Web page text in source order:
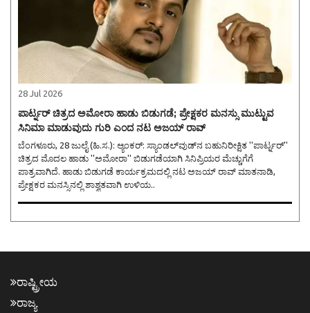
28 Jul 2026
ಪಾರ್ಟ್ನರ್ ಚಿತ್ರದ ಅಮೋರಾ ಹಾಡು ಬಿಡುಗಡೆ; ಪ್ರೇಕ್ಷಕರ ಮನಸ್ಸು ಮುಟ್ಟುವ
ಸಿನಿಮಾ ಮಾಡುವುದು ಗುರಿ ಎಂದ ನಟ ಅಜಯ್ ರಾವ್
ಬೆಂಗಳೂರು, 28 ಜುಲೈ (ಹಿ.ಸ.): ಆ್ಯಂಕರ್: ಸ್ಯಾಂಡಲ್‌ವುಡ್‌ನ ಬಹುನಿರೀಕ್ಷಿತ ''ಪಾರ್ಟ್ನರ್''
ಚಿತ್ರದ ಮೊದಲ ಹಾಡು ''ಅಮೋರಾ'' ಬಿಡುಗಡೆಯಾಗಿ ಸಿನಿಪ್ರಿಯರ ಮೆಚ್ಚುಗೆಗೆ
ಪಾತ್ರವಾಗಿದೆ. ಹಾಡು ಬಿಡುಗಡೆ ಕಾರ್ಯಕ್ರಮದಲ್ಲಿ ನಟ ಅಜಯ್ ರಾವ್ ಮಾತನಾಡಿ,
ಪ್ರೇಕ್ಷಕರ ಮನಸ್ಸಿನಲ್ಲಿ ಶಾಶ್ವತವಾಗಿ ಉಳಿಯ..
ರಾಷ್ಟ್ರೀಯ
ರಾಜ್ಯ